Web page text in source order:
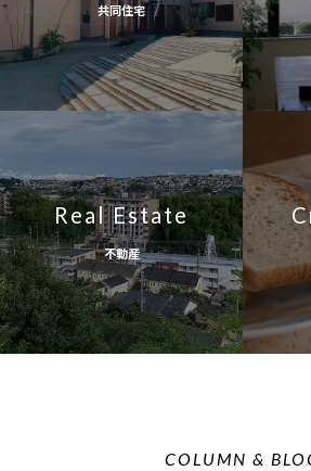
共同住宅
Real Estate
不動産
COLUMN &